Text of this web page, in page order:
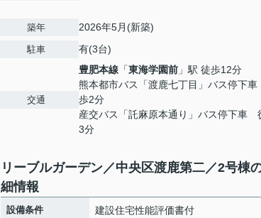
築年 2026年5月(新築)
駐車 有(3台)
交通
豊肥本線 「東海学園前 」駅 徒歩12分
熊本都市バス「渡鹿七丁目」バス停下
歩2分
産交バス「託麻原本通り」バス停下車
3分
リーブルガーデン／中央区渡鹿第二／2号棟
細情報
設備条件
建設住宅性能評価書付